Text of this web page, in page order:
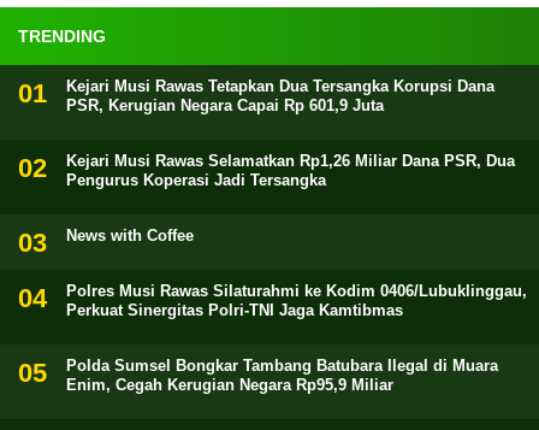
TRENDING
Kejari Musi Rawas Tetapkan Dua Tersangka Korupsi Dana
PSR, Kerugian Negara Capai Rp 601,9 Juta
Kejari Musi Rawas Selamatkan Rp1,26 Miliar Dana PSR, Dua
Pengurus Koperasi Jadi Tersangka
News with Coffee
Polres Musi Rawas Silaturahmi ke Kodim 0406/Lubuklinggau,
Perkuat Sinergitas Polri-TNI Jaga Kamtibmas
Polda Sumsel Bongkar Tambang Batubara Ilegal di Muara
Enim, Cegah Kerugian Negara Rp95,9 Miliar